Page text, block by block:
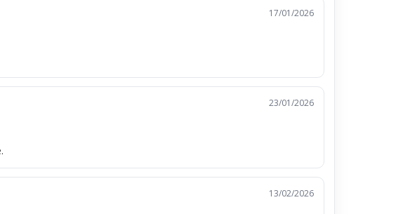
17/01/2026
23/01/2026
13/02/2026